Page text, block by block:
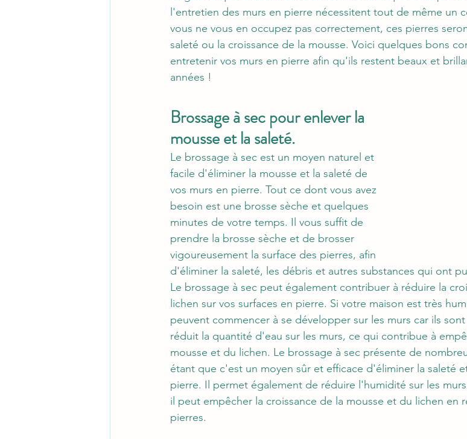
l'entretien des murs en pierre nécessitent tout de même un
vous ne vous en occupez pas correctement, ces pierres
saleté ou la croissance de la mousse. Voici quelques bons
entretenir vos murs en pierre afin qu'ils restent beaux et
années !
Brossage à sec pour enlever la
mousse et la saleté.
Le brossage à sec est un moyen naturel et
facile d'éliminer la mousse et la saleté de
vos murs en pierre. Tout ce dont vous avez
besoin est une brosse sèche et quelques
minutes de votre temps. Il vous suffit de
prendre la brosse sèche et de brosser
vigoureusement la surface des pierres, afin
d'éliminer la saleté, les débris et autres substances qui ont
Le brossage à sec peut également contribuer à réduire la
lichen sur vos surfaces en pierre. Si votre maison est très
peuvent commencer à se développer sur les murs car ils
réduit la quantité d'eau sur les murs, ce qui contribue à
mousse et du lichen. Le brossage à sec présente de
étant que c'est un moyen sûr et efficace d'éliminer la saleté
pierre. Il permet également de réduire l'humidité sur les
il peut empêcher la croissance de la mousse et du lichen en
pierres.